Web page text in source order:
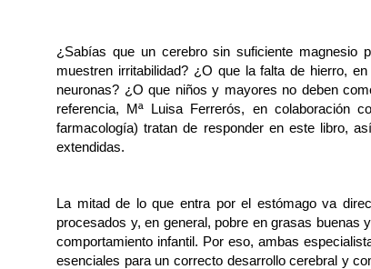
¿Sabías que un cerebro sin suficiente magnesio
muestren irritabilidad? ¿O que la falta de hierro,
neuronas? ¿O que niños y mayores no deben
referencia, Mª Luisa Ferrerós, en colaboración
farmacología) tratan de responder en este libro,
extendidas.
La mitad de lo que entra por el estómago va
procesados y, en general, pobre en grasas buenas
comportamiento infantil. Por eso, ambas
esenciales para un correcto desarrollo cerebral y